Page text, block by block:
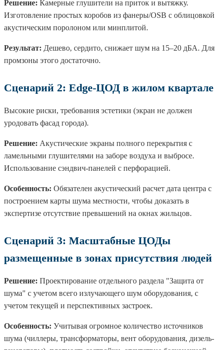
Решение: Камерные глушители на приток и вытяжку.
Изготовление простых коробов из фанеры/OSB с облицовкой
акустическим поролоном или минплитой.
Результат: Дешево, сердито, снижает шум на 15–20 дБА. Для
промзоны этого достаточно.
Сценарий 2: Edge-ЦОД в жилом квартале
Высокие риски, требования эстетики (экран не должен
уродовать фасад города).
Решение: Акустические экраны полного перекрытия с
ламельными глушителями на заборе воздуха и выбросе.
Использование сэндвич-панелей с перфорацией.
Особенность: Обязателен акустический расчет дата центра с
построением карты шума местности, чтобы доказать в
экспертизе отсутствие превышений на окнах жильцов.
Сценарий 3: Масштабные ЦОДы
размещенные в зонах присутствия людей
Решение: Проектирование отдельного раздела "Защита от
шума" с учетом всего излучающего шум оборудования, с
учетом текущей и перспективных застроек.
Особенность: Учитывая огромное количество источников
шума (чиллеры, трансформаторы, вент оборудования, дизель-